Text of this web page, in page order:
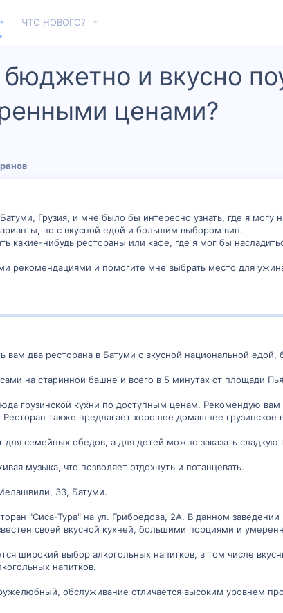
ЧТО НОВОГО?
и вкусно
ценами?
Грузия, и мне было бы интересно узнать, где я
но с вкусной едой и большим выбором вин.
какие-нибудь рестораны или кафе, где я мог бы
рекомендациями и помогите мне выбрать место для
вам два ресторана в Батуми с вкусной национальной
на старинной башне и всего в 5 минутах от площади
грузинской кухни по доступным ценам. Рекомендую вам
также предлагает хорошее домашнее грузинское
для семейных обедов, а для детей можно заказать сладкую
музыка, что позволяет отдохнуть и потанцевать.
33, Батуми.
"Сиса-Тура" на ул. Грибоедова, 2А. В данном
своей вкусной кухней, большими порциями и
широкий выбор алкогольных напитков, в том числе
напитков.
обслуживание отличается высоким уровнем